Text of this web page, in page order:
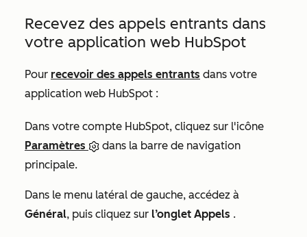
Recevez des appels entrants dans
votre application web HubSpot
Pour recevoir des appels entrants dans votre
application web HubSpot :
Dans votre compte HubSpot, cliquez sur l'icône
Paramètres
dans la barre de navigation
principale.
Dans le menu latéral de gauche, accédez à
Général, puis cliquez sur l’onglet Appels .